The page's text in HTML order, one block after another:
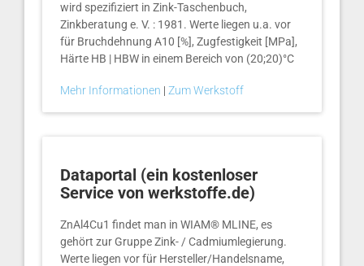
wird spezifiziert in Zink-Taschenbuch,
Zinkberatung e. V. : 1981. Werte liegen u.a. vor
für Bruchdehnung A10 [%], Zugfestigkeit [MPa],
Härte HB | HBW in einem Bereich von (20;20)°C
Mehr Informationen | Zum Werkstoff
Dataportal (ein kostenloser
Service von werkstoffe.de)
ZnAl4Cu1 findet man in WIAM® MLINE, es
gehört zur Gruppe Zink- / Cadmiumlegierung.
Werte liegen vor für Hersteller/Handelsname,